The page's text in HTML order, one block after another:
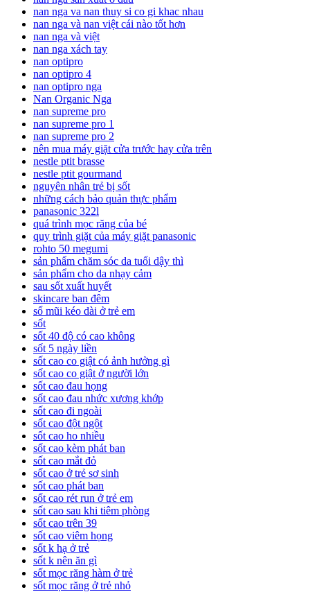
nan nga va nan thuy si co gi khac nhau
nan nga và nan việt cái nào tốt hơn
nan nga và việt
nan nga xách tay
nan optipro
nan optipro 4
nan optipro nga
Nan Organic Nga
nan supreme pro
nan supreme pro 1
nan supreme pro 2
nên mua máy giặt cửa trước hay cửa trên
nestle ptit brasse
nestle ptit gourmand
nguyên nhân trẻ bị sốt
những cách bảo quản thực phẩm
panasonic 322l
quá trình mọc răng của bé
quy trình giặt của máy giặt panasonic
rohto 50 megumi
sản phẩm chăm sóc da tuổi dậy thì
sản phẩm cho da nhạy cảm
sau sốt xuất huyết
skincare ban đêm
sổ mũi kéo dài ở trẻ em
sốt
sốt 40 độ có cao không
sốt 5 ngày liền
sốt cao co giật có ảnh hưởng gì
sốt cao co giật ở người lớn
sốt cao đau họng
sốt cao đau nhức xương khớp
sốt cao đi ngoài
sốt cao đột ngột
sốt cao ho nhiều
sốt cao kèm phát ban
sốt cao mắt đỏ
sốt cao ở trẻ sơ sinh
sốt cao phát ban
sốt cao rét run ở trẻ em
sốt cao sau khi tiêm phòng
sốt cao trên 39
sốt cao viêm họng
sốt k hạ ở trẻ
sốt k nên ăn gì
sốt mọc răng hàm ở trẻ
sốt mọc răng ở trẻ nhỏ